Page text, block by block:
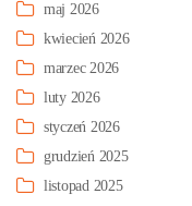
maj 2026
kwiecień 2026
marzec 2026
luty 2026
styczeń 2026
grudzień 2025
listopad 2025